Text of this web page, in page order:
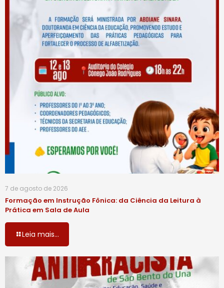
7 de agosto de 2026
Formação em Instrução Fônica: da Ciência da Leitura à
Prática em Sala de Aula
Leia mais...